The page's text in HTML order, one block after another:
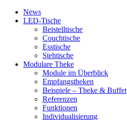
News
LED-Tische
Beistelltische
Couchtische
Esstische
Stehtische
Modulare Theke
Module im Überblick
Empfangstheken
Beispiele – Theke & Buffet
Referenzen
Funktionen
Individualisierung